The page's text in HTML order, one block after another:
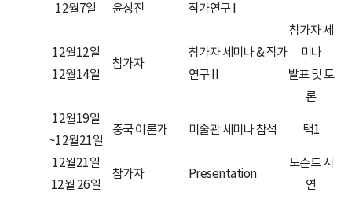
12월7일 윤상진 작가연구 I
12월12일
12월14일
참가자
참가자 세미나 & 작가
연구 II
참가자 세
미나
발표 및 토
론
12월19일
~12월21일
중국 이론가 미술관 세미나 참석 택1
12월21일
12월 26일
참가자 Presentation
도슨트 시
연